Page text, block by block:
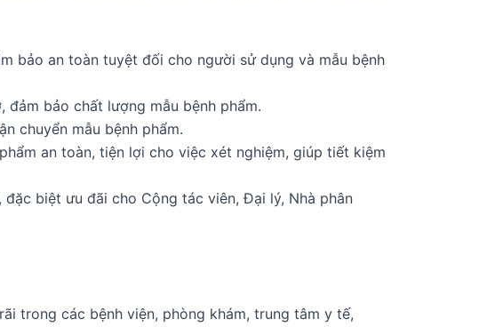
bảo an toàn tuyệt đối cho người sử dụng và mẫu bệnh
bảo chất lượng mẫu bệnh phẩm.
chuyển mẫu bệnh phẩm.
an toàn, tiện lợi cho việc xét nghiệm, giúp tiết kiệm
đặc biệt ưu đãi cho Cộng tác viên, Đại lý, Nhà phân
trong các bệnh viện, phòng khám, trung tâm y tế,